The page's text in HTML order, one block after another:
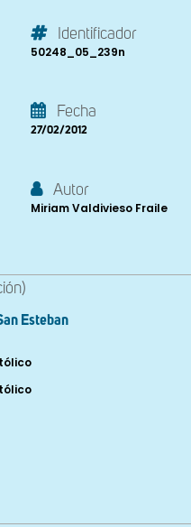
Identificador
50248_05_239n
Fecha
27/02/2012
Autor
Miriam Valdivieso Fraile
Esteban